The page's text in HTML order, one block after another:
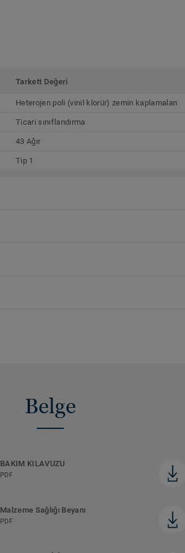
Tarkett Değeri
Heterojen poli (vinil klorür) zemin kaplamaları
Ticari sınıflandırma
43 Ağır
Tip 1
Belge
BAKIM KILAVUZU
PDF
Malzeme Sağlığı Beyanı
PDF